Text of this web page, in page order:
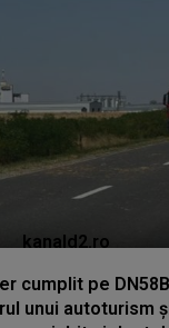
kanald2.ro
cumplit pe
unui autoturism